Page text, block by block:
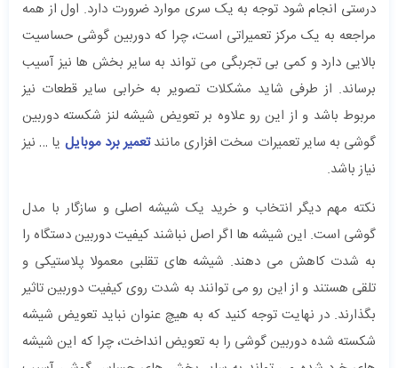
درستی انجام شود توجه به یک سری موارد ضرورت دارد. اول از همه
مراجعه به یک مرکز تعمیراتی است، چرا که دوربین گوشی حساسیت
بالایی دارد و کمی بی تجربگی می تواند به سایر بخش ها نیز آسیب
برساند. از طرفی شاید مشکلات تصویر به خرابی سایر قطعات نیز
مربوط باشد و از این رو علاوه بر تعویض شیشه لنز شکسته دوربین
گوشی به سایر تعمیرات سخت افزاری مانند تعمیر برد موبایل یا … نیز
نیاز باشد.
نکته مهم دیگر انتخاب و خرید یک شیشه اصلی و سازگار با مدل
گوشی است. این شیشه ها اگر اصل نباشند کیفیت دوربین دستگاه را
به شدت کاهش می دهند. شیشه های تقلبی معمولا پلاستیکی و
تلقی هستند و از این رو می توانند به شدت روی کیفیت دوربین تاثیر
بگذارند. در نهایت توجه کنید که به هیچ عنوان نباید تعویض شیشه
شکسته شده دوربین گوشی را به تعویض انداخت، چرا که این شیشه